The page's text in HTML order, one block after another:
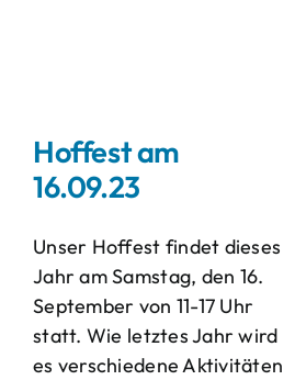
Hoffest am
16.09.23
Unser Hoffest findet dieses
Jahr am Samstag, den 16.
September von 11-17 Uhr
statt. Wie letztes Jahr wird
es verschiedene Aktivitäten